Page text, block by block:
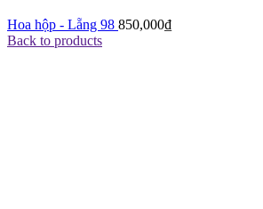
Hoa hộp - Lẵng 98 850,000₫
Back to products